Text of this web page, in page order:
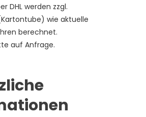
DHL werden zzgl.
wie aktuelle
berechnet.
auf Anfrage.